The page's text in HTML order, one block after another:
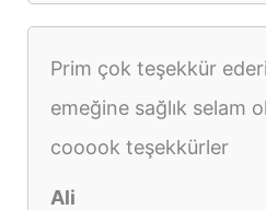
Prim çok teşekkür
emeğine sağlık selam
cooook teşekkürler
Ali